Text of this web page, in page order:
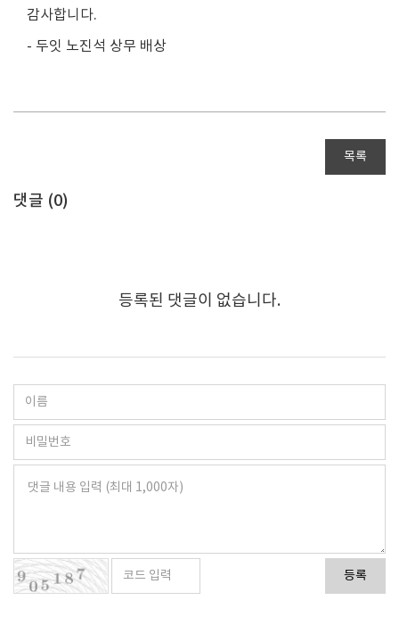
감사합니다.
- 두잇 노진석 상무 배상
목록
댓글 (0)
등록된 댓글이 없습니다.
등록